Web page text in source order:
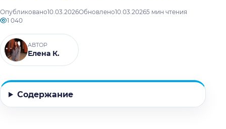
Опубликовано10.03.2026Обновлено10.03.20265 мин чтения
1 040
АВТОР
Елена К.
Содержание